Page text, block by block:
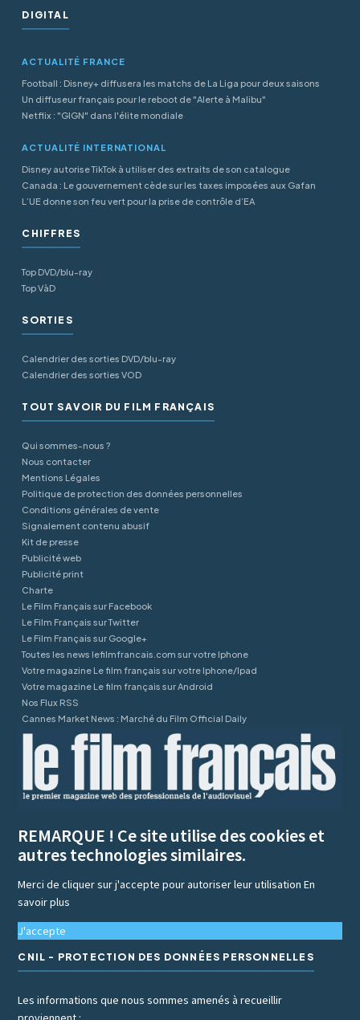
DIGITAL
ACTUALITÉ FRANCE
Football : Disney+ diffusera les matchs de La Liga pour deux saisons
Un diffuseur français pour le reboot de "Alerte à Malibu"
Netflix : "GIGN" dans l'élite mondiale
ACTUALITÉ INTERNATIONAL
Disney autorise TikTok à utiliser des extraits de son catalogue
Canada : Le gouvernement cède sur les taxes imposées aux Gafan
L’UE donne son feu vert pour la prise de contrôle d’EA
CHIFFRES
Top DVD/blu-ray
Top VàD
SORTIES
Calendrier des sorties DVD/blu-ray
Calendrier des sorties VOD
TOUT SAVOIR DU FILM FRANÇAIS
Qui sommes-nous ?
Nous contacter
Mentions Légales
Politique de protection des données personnelles
Conditions générales de vente
Signalement contenu abusif
Kit de presse
Publicité web
Publicité print
Charte
Le Film Français sur Facebook
Le Film Français sur Twitter
Le Film Français sur Google+
Toutes les news lefilmfrancais.com sur votre Iphone
Votre magazine Le film français sur votre Iphone/Ipad
Votre magazine Le film français sur Android
Nos Flux RSS
Cannes Market News : Marché du Film Official Daily
REMARQUE ! Ce site utilise des cookies et
autres technologies similaires.
Merci de cliquer sur j'accepte pour autoriser leur utilisationEn
savoir plus
J'accepte
CNIL - PROTECTION DES DONNÉES PERSONNELLES
Les informations que nous sommes amenés à recueillir